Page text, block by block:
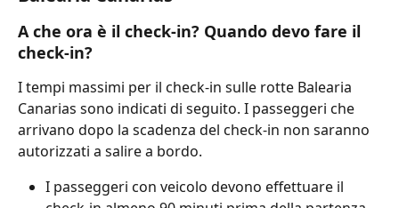
A che ora è il check-in? Quando devo fare il
check-in?
I tempi massimi per il check-in sulle rotte Balearia
Canarias sono indicati di seguito. I passeggeri che
arrivano dopo la scadenza del check-in non saranno
autorizzati a salire a bordo.
I passeggeri con veicolo devono effettuare il